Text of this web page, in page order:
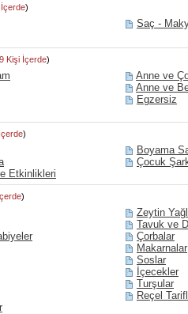
)
Saç -
Kişi İçerde)
Anne ve
Anne ve
Egzersiz
)
Boyama
Çocuk
Etkinlikleri
)
Zeytin
Tavuk ve
Çorbalar
Makarnalar
Soslar
İçecekler
Turşular
Reçel